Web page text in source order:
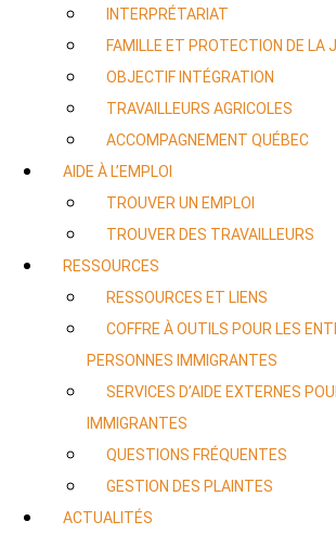
INTERPRÉTARIAT
FAMILLE ET PROTECTION DE LA
OBJECTIF INTÉGRATION
TRAVAILLEURS AGRICOLES
ACCOMPAGNEMENT QUÉBEC
AIDE À L’EMPLOI
TROUVER UN EMPLOI
TROUVER DES TRAVAILLEURS
RESSOURCES
RESSOURCES ET LIENS
COFFRE À OUTILS POUR LES
PERSONNES IMMIGRANTES
SERVICES D’AIDE EXTERNES
IMMIGRANTES
QUESTIONS FRÉQUENTES
GESTION DES PLAINTES
ACTUALITÉS